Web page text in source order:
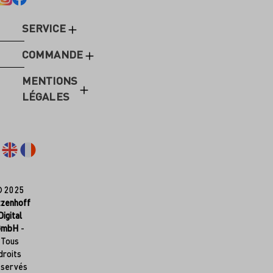
SERVICE
COMMANDE
MENTIONS
LÉGALES
2025
-
Tous